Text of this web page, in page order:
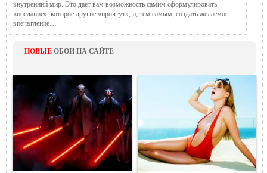
внутренний мир. Это дает вам возможность самим сформулировать
«послание», которое другие «прочтут», и, тем самым, создать желаемое
впечатление…
НОВЫЕ ОБОИ НА САЙТЕ